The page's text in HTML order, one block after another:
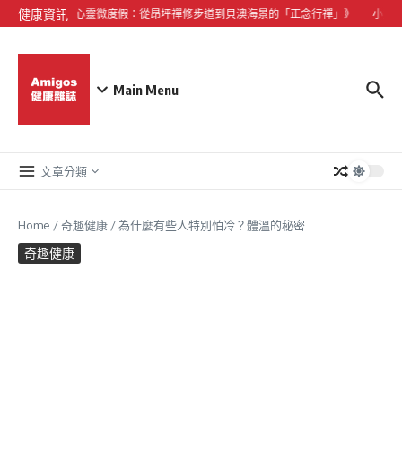
Skip to content
健康資訊
《大嶼山心靈微度假：從昂坪禪修步道到貝澳海景的「正念行禪」》 小型
Main Menu
文章分類
Home /奇趣健康 /為什麼有些人特別怕冷？體溫的秘密
奇趣健康